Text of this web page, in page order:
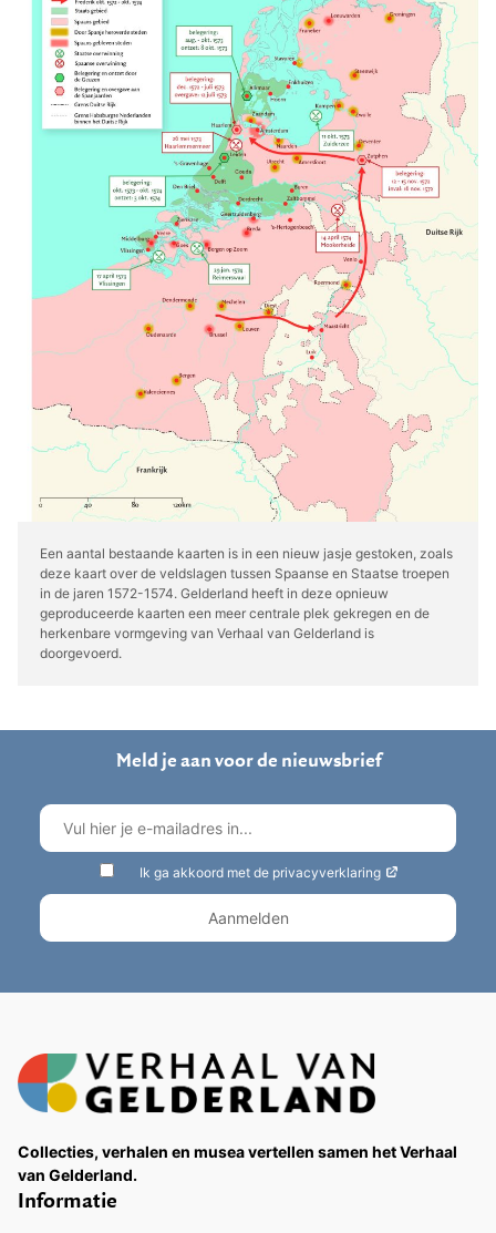
Een aantal bestaande kaarten is in een nieuw jasje gestoken, zoals
deze kaart over de veldslagen tussen Spaanse en Staatse troepen
in de jaren 1572-1574. Gelderland heeft in deze opnieuw
geproduceerde kaarten een meer centrale plek gekregen en de
herkenbare vormgeving van Verhaal van Gelderland is
doorgevoerd.
Meld je aan voor de nieuwsbrief
Ik ga akkoord met de privacyverklaring
Collecties, verhalen en musea vertellen samen het Verhaal
van Gelderland.
Informatie